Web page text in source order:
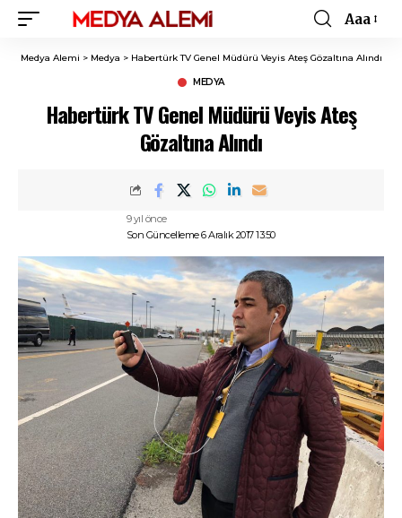
Font
Resizer
Aaa
Medya Alemi > Medya > Habertürk TV Genel Müdürü Veyis Ateş Gözaltına Alındı
MEDYA
Habertürk TV Genel Müdürü Veyis Ateş
Gözaltına Alındı
Son Güncelleme 6 Aralık 2017 13:50
9 yıl önce